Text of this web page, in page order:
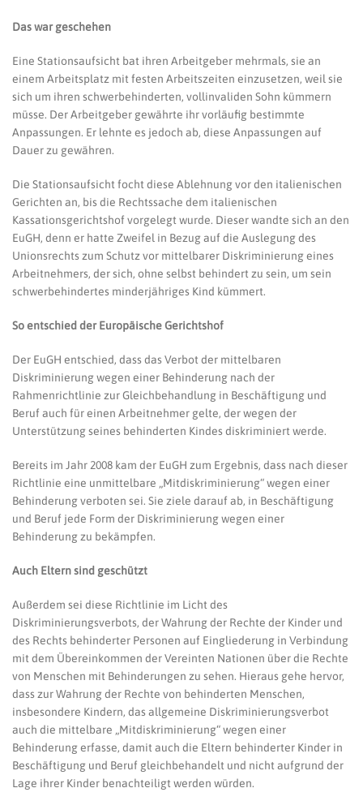
Das war geschehen
Eine Stationsaufsicht bat ihren Arbeitgeber mehrmals, sie an
einem Arbeitsplatz mit festen Arbeitszeiten einzusetzen, weil sie
sich um ihren schwerbehinderten, vollinvaliden Sohn kümmern
müsse. Der Arbeitgeber gewährte ihr vorläufig bestimmte
Anpassungen. Er lehnte es jedoch ab, diese Anpassungen auf
Dauer zu gewähren.
Die Stationsaufsicht focht diese Ablehnung vor den italienischen
Gerichten an, bis die Rechtssache dem italienischen
Kassationsgerichtshof vorgelegt wurde. Dieser wandte sich an den
EuGH, denn er hatte Zweifel in Bezug auf die Auslegung des
Unionsrechts zum Schutz vor mittelbarer Diskriminierung eines
Arbeitnehmers, der sich, ohne selbst behindert zu sein, um sein
schwerbehindertes minderjähriges Kind kümmert.
So entschied der Europäische Gerichtshof
Der EuGH entschied, dass das Verbot der mittelbaren
Diskriminierung wegen einer Behinderung nach der
Rahmenrichtlinie zur Gleichbehandlung in Beschäftigung und
Beruf auch für einen Arbeitnehmer gelte, der wegen der
Unterstützung seines behinderten Kindes diskriminiert werde.
Bereits im Jahr 2008 kam der EuGH zum Ergebnis, dass nach dieser
Richtlinie eine unmittelbare „Mitdiskriminierung“ wegen einer
Behinderung verboten sei. Sie ziele darauf ab, in Beschäftigung
und Beruf jede Form der Diskriminierung wegen einer
Behinderung zu bekämpfen.
Auch Eltern sind geschützt
Außerdem sei diese Richtlinie im Licht des
Diskriminierungsverbots, der Wahrung der Rechte der Kinder und
des Rechts behinderter Personen auf Eingliederung in Verbindung
mit dem Übereinkommen der Vereinten Nationen über die Rechte
von Menschen mit Behinderungen zu sehen. Hieraus gehe hervor,
dass zur Wahrung der Rechte von behinderten Menschen,
insbesondere Kindern, das allgemeine Diskriminierungsverbot
auch die mittelbare „Mitdiskriminierung“ wegen einer
Behinderung erfasse, damit auch die Eltern behinderter Kinder in
Beschäftigung und Beruf gleichbehandelt und nicht aufgrund der
Lage ihrer Kinder benachteiligt werden würden.